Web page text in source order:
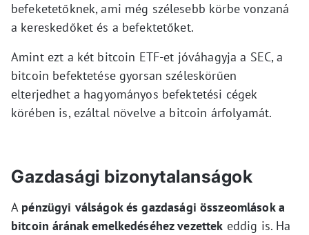
befeketetőknek, ami még szélesebb körbe vonzaná
a kereskedőket és a befektetőket.
Amint ezt a két bitcoin ETF-et jóváhagyja a SEC, a
bitcoin befektetése gyorsan széleskörűen
elterjedhet a hagyományos befektetési cégek
körében is, ezáltal növelve a bitcoin árfolyamát.
Gazdasági bizonytalanságok
A pénzügyi válságok és gazdasági összeomlások a
bitcoin árának emelkedéséhez vezettek eddig is. Ha